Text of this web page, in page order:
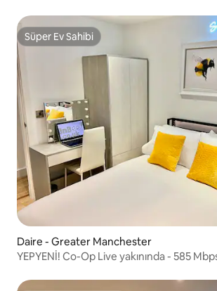
Süper Ev Sahibi
Süper Ev Sahibi
Daire - Greater Manchester
YEPYENİ! Co-Op Live yakınında - 585